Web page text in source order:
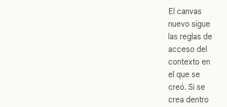
El canvas
nuevo sigue
las reglas de
acceso del
contexto en
el que se
creó. Si se
crea dentro